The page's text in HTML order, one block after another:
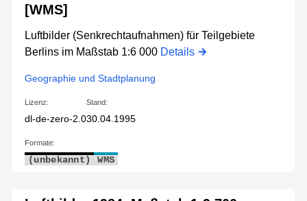
[WMS]
Luftbilder (Senkrechtaufnahmen) für Teilgebiete
Berlins im Maßstab 1:6 000 Details
Geographie und Stadtplanung
Lizenz:
dl-de-zero-2.0
Stand:
30.04.1995
Formate:
(unbekannt) WMS